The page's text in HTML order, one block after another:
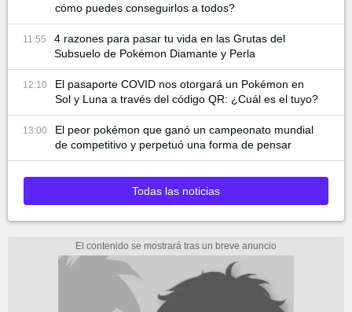
cómo puedes conseguirlos a todos?
11:55
4 razones para pasar tu vida en las Grutas del
Subsuelo de Pokémon Diamante y Perla
12:10
El pasaporte COVID nos otorgará un Pokémon en
Sol y Luna a través del código QR: ¿Cuál es el tuyo?
13:00
El peor pokémon que ganó un campeonato mundial
de competitivo y perpetuó una forma de pensar
Todas las noticias